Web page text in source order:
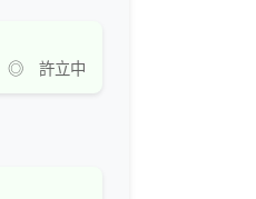
◎ 許立中